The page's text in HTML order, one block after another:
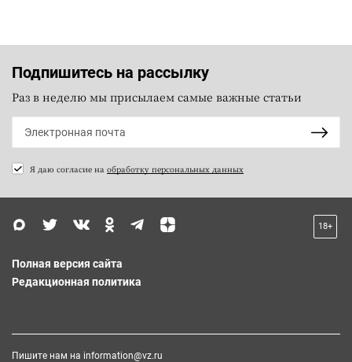
Подпишитесь на рассылку
Раз в неделю мы присылаем самые важные статьи
Я даю согласие на обработку персональных данных
18+
Полная версия сайта
Редакционная политика
Пишите нам на information@vz.ru